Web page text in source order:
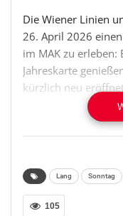
Die Wiener Linien
26. April 2026
im MAK zu
Jahreskarte
kürzlich neu
1900 – Alltag.
TEPPICHE _sowie
des MAK zur
Zusammenarbeit
Lang Sonntag
105